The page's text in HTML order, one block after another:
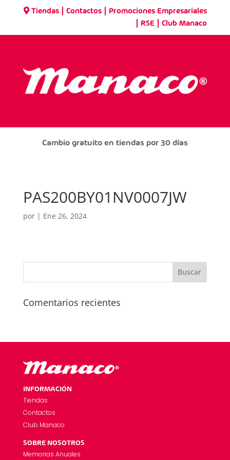
Tiendas |Contactos Promociones Empresariales
RSE |Club Manaco
Cambio gratuito en tiendas por 30 días
PAS200BY01NV0007JW
por | Ene 26, 2024
Comentarios recientes
INFORMACIÓN
Tiendas
Contactos
Club Manaco
SOBRE NOSOTROS
Memorias Anuales